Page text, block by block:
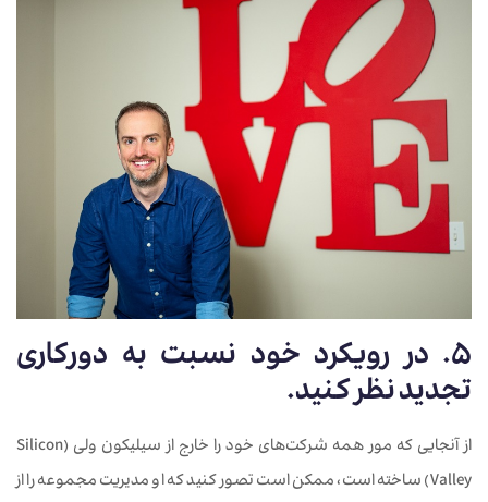
5. در رویکرد خود نسبت به دورکاری
تجدید نظر کنید.
از آنجایی که مور همه شرکت‌های خود را خارج از سیلیکون ولی (Silicon
Valley) ساخته است، ممکن است تصور کنید که او مدیریت مجموعه را از